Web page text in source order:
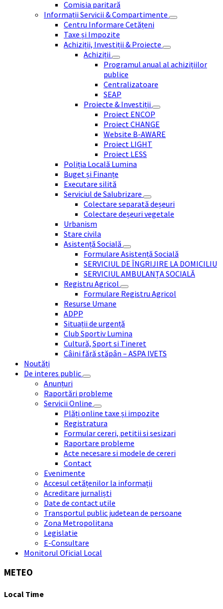
Comisia paritară
Informații Servicii & Compartimente
Centru Informare Cetățeni
Taxe și Impozite
Achiziții, Investiții & Proiecte
Achiziții
Programul anual al achizițiilor
publice
Centralizatoare
SEAP
Proiecte & Investiții
Proiect ENCOP
Proiect CHANGE
Website B-AWARE
Proiect LIGHT
Proiect LESS
Poliția Locală Lumina
Buget și Finanțe
Executare silită
Serviciul de Salubrizare
Colectare separată deșeuri
Colectare deșeuri vegetale
Urbanism
Stare civila
Asistență Socială
Formulare Asistență Socială
SERVICIUL DE ÎNGRIJIRE LA DOMICILIU
SERVICIUL AMBULANȚA SOCIALĂ
Registru Agricol
Formulare Registru Agricol
Resurse Umane
ADPP
Situații de urgență
Club Sportiv Lumina
Cultură, Sport si Tineret
Câini fără stăpân – ASPA IVETS
Noutăți
De interes public
Anunțuri
Raportări probleme
Servicii Online
Plăți online taxe și impozite
Registratura
Formular cereri, petitii si sesizari
Raportare probleme
Acte necesare si modele de cereri
Contact
Evenimente
Accesul cetățenilor la informații
Acreditare jurnaliști
Date de contact utile
Transportul public judetean de persoane
Zona Metropolitana
Legislatie
E-Consultare
Monitorul Oficial Local
METEO
Local Time